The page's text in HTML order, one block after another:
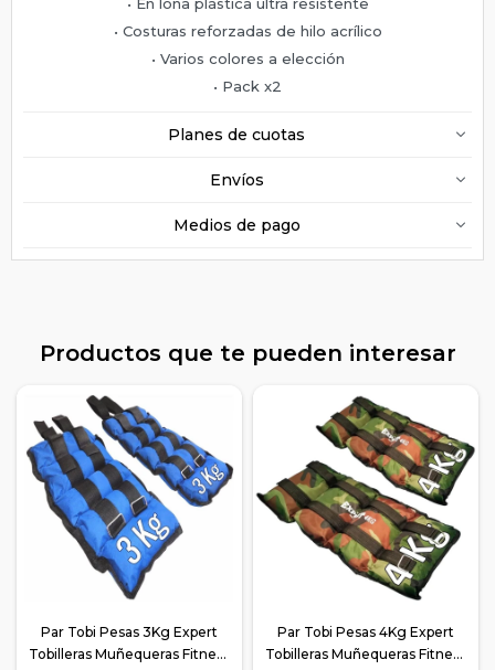
• Costuras reforzadas de hilo acrílico
• Varios colores a elección
• Pack x2
Planes de cuotas
Envíos
Medios de pago
Productos que te pueden interesar
Par Tobi Pesas 3Kg Expert
Tobilleras Muñequeras Fitness
Par Tobi Pesas 4Kg Expert
Tobilleras Muñequeras Fitness